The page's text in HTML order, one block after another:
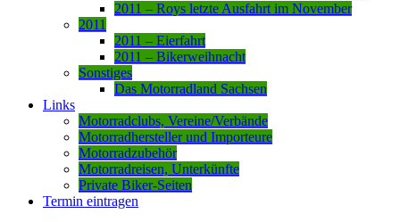
2011 – Roys letzte Ausfahrt im November
2011
2011 – Eierfahrt
2011 – Bikerweihnacht
Sonstiges
Das Motorradland Sachsen
Links
Motorradclubs, Vereine/Verbände
Motorradhersteller und Importeure
Motorradzubehör
Motorradreisen, Unterkünfte
Private Biker-Seiten
Termin eintragen